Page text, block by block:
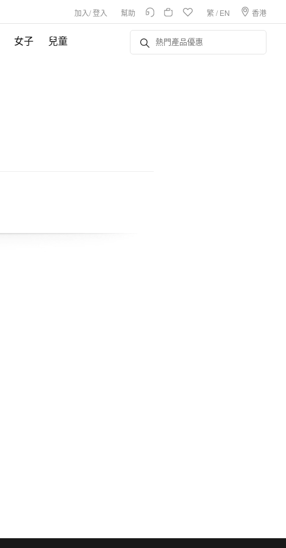
加入/登入 幫助 繁/ EN 香港
女子 兒童